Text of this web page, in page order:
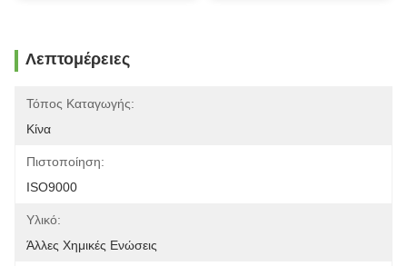
Λεπτομέρειες
Τόπος Καταγωγής:
Κίνα
Πιστοποίηση:
ISO9000
Υλικό:
Άλλες Χημικές Ενώσεις